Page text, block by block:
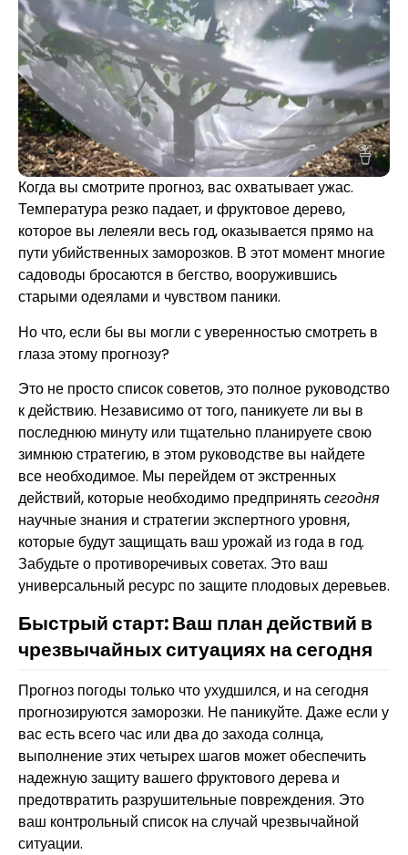
Когда вы смотрите прогноз, вас охватывает ужас.
Температура резко падает, и фруктовое дерево,
которое вы лелеяли весь год, оказывается прямо на
пути убийственных заморозков. В этот момент многие
садоводы бросаются в бегство, вооружившись
старыми одеялами и чувством паники.
Но что, если бы вы могли с уверенностью смотреть в
глаза этому прогнозу?
Это не просто список советов, это полное руководство
к действию. Независимо от того, паникуете ли вы в
последнюю минуту или тщательно планируете свою
зимнюю стратегию, в этом руководстве вы найдете
все необходимое. Мы перейдем от экстренных
действий, которые необходимо предпринятьсегодня
научные знания и стратегии экспертного уровня,
которые будут защищать ваш урожай из года в год.
Забудьте о противоречивых советах. Это ваш
универсальный ресурс по защите плодовых деревьев.
Быстрый старт: Ваш план действий в
чрезвычайных ситуациях на сегодня
Прогноз погоды только что ухудшился, и на сегодня
прогнозируются заморозки. Не паникуйте. Даже если у
вас есть всего час или два до захода солнца,
выполнение этих четырех шагов может обеспечить
надежную защиту вашего фруктового дерева и
предотвратить разрушительные повреждения. Это
ваш контрольный список на случай чрезвычайной
ситуации.